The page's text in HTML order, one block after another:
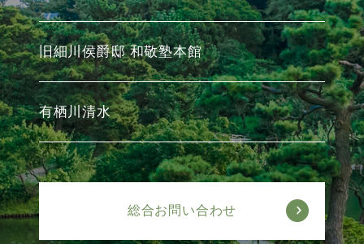
旧細川侯爵邸 和敬塾本館
有栖川清水
総合お問い合わせ